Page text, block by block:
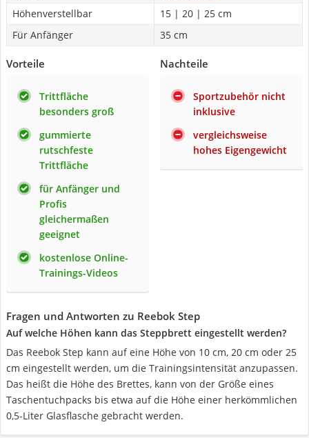
Höhenverstellbar
15 | 20 | 25 cm
Für Anfänger
35 cm
Vorteile
Trittfläche
besonders groß
gummierte
rutschfeste
Trittfläche
für Anfänger und
Profis
gleichermaßen
geeignet
kostenlose Online-
Trainings-Videos
Nachteile
Sportzubehör nicht
inklusive
vergleichsweise
hohes Eigengewicht
Fragen und Antworten zu Reebok Step
Auf welche Höhen kann das Steppbrett eingestellt werden?
Das Reebok Step kann auf eine Höhe von 10 cm, 20 cm oder 25
cm eingestellt werden, um die Trainingsintensität anzupassen.
Das heißt die Höhe des Brettes, kann von der Größe eines
Taschentuchpacks bis etwa auf die Höhe einer herkömmlichen
0,5-Liter Glasflasche gebracht werden.